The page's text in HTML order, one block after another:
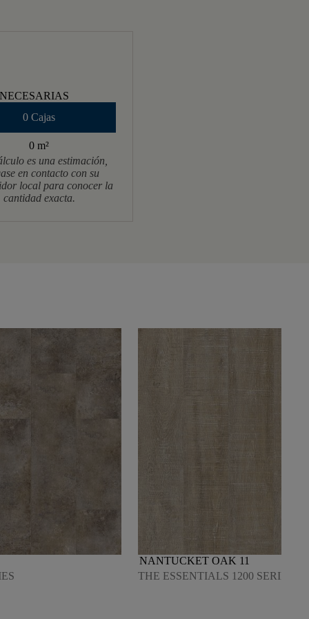
0 Cajas
0 m²
es una estimación,
en contacto con su
local para conocer la
cantidad exacta.
NANTUCKET OAK 11
THE ESSENTIALS 1200 SERIES